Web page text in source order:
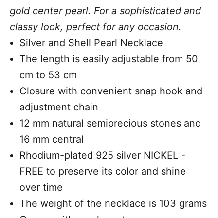
gold center pearl. For a sophisticated and
classy look, perfect for any occasion.
Silver and Shell Pearl Necklace
The length is easily adjustable from 50
cm to 53 cm
Closure with convenient snap hook and
adjustment chain
12 mm natural semiprecious stones and
16 mm central
Rhodium-plated 925 silver NICKEL -
FREE to preserve its color and shine
over time
The weight of the necklace is 103 grams